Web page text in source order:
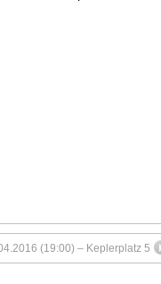
(19:00) – Keplerplatz 5